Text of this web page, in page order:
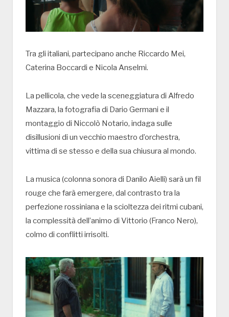
Tra gli italiani, partecipano anche Riccardo Mei,
Caterina Boccardi e Nicola Anselmi.
La pellicola, che vede la sceneggiatura di Alfredo
Mazzara, la fotografia di Dario Germani e il
montaggio di Niccolò Notario, indaga sulle
disillusioni di un vecchio maestro d’orchestra,
vittima di se stesso e della sua chiusura al mondo.
La musica (colonna sonora di Danilo Aielli) sarà un fil
rouge che farà emergere, dal contrasto tra la
perfezione rossiniana e la scioltezza dei ritmi cubani,
la complessità dell’animo di Vittorio (Franco Nero),
colmo di conflitti irrisolti.